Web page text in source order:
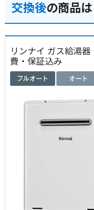
交換後の商品
リンナイ ガス給湯
費・保証込み